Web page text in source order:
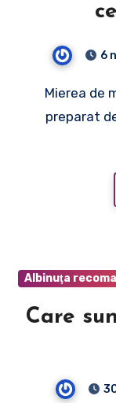
6
Mierea de manuka este un produs natural,
preparat
Albinuţa
Care